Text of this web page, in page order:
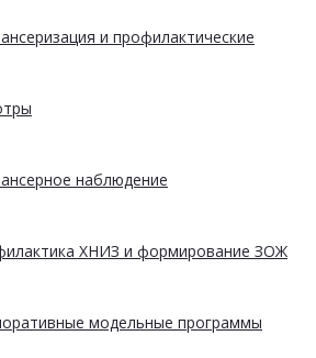
и профилактические
наблюдение
ХНИЗ и формирование ЗОЖ
модельные программы